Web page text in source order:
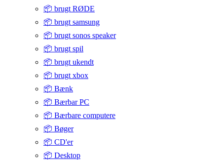
📦 brugt RØDE
📦 brugt samsung
📦 brugt sonos speaker
📦 brugt spil
📦 brugt ukendt
📦 brugt xbox
📦 Bænk
📦 Bærbar PC
📦 Bærbare computere
📦 Bøger
📦 CD'er
📦 Desktop